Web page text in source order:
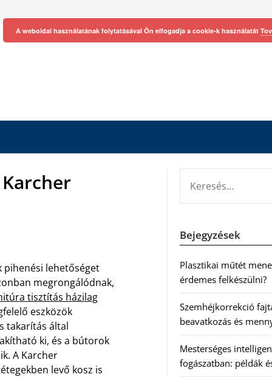
pihenési lehetőséget
megrongálódnak,
tisztítás házilag
eszközök
takarítás által
ki, és a bútorok
A Karcher
levő kosz is
Bejegyzések
Plasztikai műtét
érdemes felkészülni?
Szemhéjkorrekció
beavatkozás és
Mesterséges
fogászatban: példák
A weboldal használatának folytatásával Ön elfogadja a cookie-k használatát